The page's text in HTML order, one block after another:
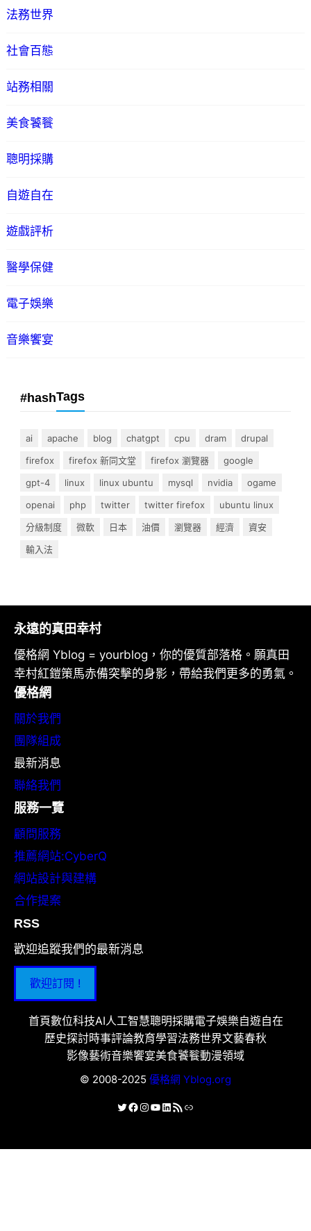
法務世界
社會百態
站務相關
美食饕餮
聰明採購
自遊自在
遊戲評析
醫學保健
電子娛樂
音樂饗宴
#hashTags
ai apache blog chatgpt cpu dram
drupal
firefox
firefox 新同文堂 firefox 瀏覽器
google
gpt-4
linux linux ubuntu mysql nvidia
ogame
openai
php twitter twitter firefox
ubuntu linux
分級制度
微軟 日本 油價 瀏覽器 經濟
資安
輸入法
永遠的真田幸村
優格網 Yblog = yourblog，你的優質部落格。願真田
幸村紅鎧策馬赤備突擊的身影，帶給我們更多的勇氣。
優格網
關於我們
團隊組成
最新消息
聯絡我們
服務一覽
顧問服務
推薦網站:CyberQ
網站設計與建構
合作提案
RSS
歡迎追蹤我們的最新消息
歡迎訂閱 !
首頁數位科技AI人工智慧聰明採購電子娛樂自遊自在
歷史探討時事評論教育學習法務世界文藝春秋
影像藝術音樂饗宴美食饕餮動漫領域
© 2008-2025 優格網 Yblog.org
X Facebook
Instagram
YouTube
LinkedIn
RSS 資訊提供連結